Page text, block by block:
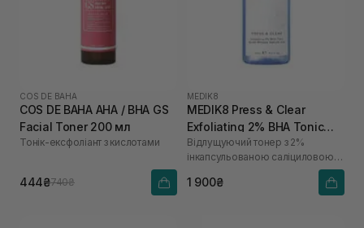
COS DE BAHA
COS DE BAHA AHA / BHA GS
Facial Toner 200 мл
Тонік-ексфоліант з кислотами
444₴740₴
MEDIK8
MEDIK8 Press & Clear
Exfoliating 2% BHA Tonic
Refil 150 мл
Відлущуючий тонер з 2%
інкапсульованою саліциловою
1 900₴